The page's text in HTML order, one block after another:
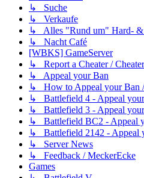
↳ Suche
↳ Verkaufe
↳ Alles "Rund um" Hard- &
↳ Nacht Café
[WBKS] GameServer
↳ Report a Cheater /
↳ Appeal your Ban
↳ How to Appeal your Ban /
↳ Battlefield 4 - Appeal
↳ Battlefield 3 - Appeal
↳ Battlefield BC2 - Appeal
↳ Battlefield 2142 - Appeal
↳ Server News
↳ Feedback / MeckerEcke
Games